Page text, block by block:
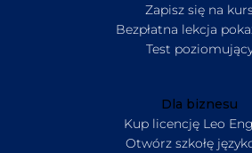
Zapisz się na
Bezpłatna lekcja
Test
Dla biznesu
Kup licencję Leo
Otwórz szkołę